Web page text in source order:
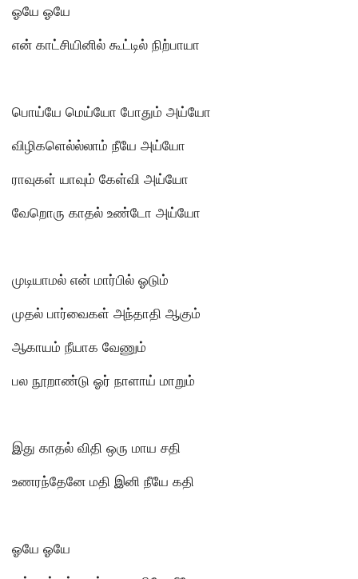
ஓயே ஓயே
என் காட்சியினில் கூட்டில் நிற்பாயா
பொய்யே மெய்யோ போதும் அய்யோ
விழிகளெல்ல்லாம் நீயே அய்யோ
ராவுகள் யாவும் கேள்வி அய்யோ
வேறொரு காதல் உண்டோ அய்யோ
முடியாமல் என் மார்பில் ஓடும்
முதல் பார்வைகள் அந்தாதி ஆகும்
ஆகாயம் நீயாக வேணும்
பல நூறாண்டு ஓர் நாளாய் மாறும்
இது காதல் விதி ஒரு மாய சதி
உணரந்தேனே மதி இனி நீயே கதி
ஓயே ஓயே